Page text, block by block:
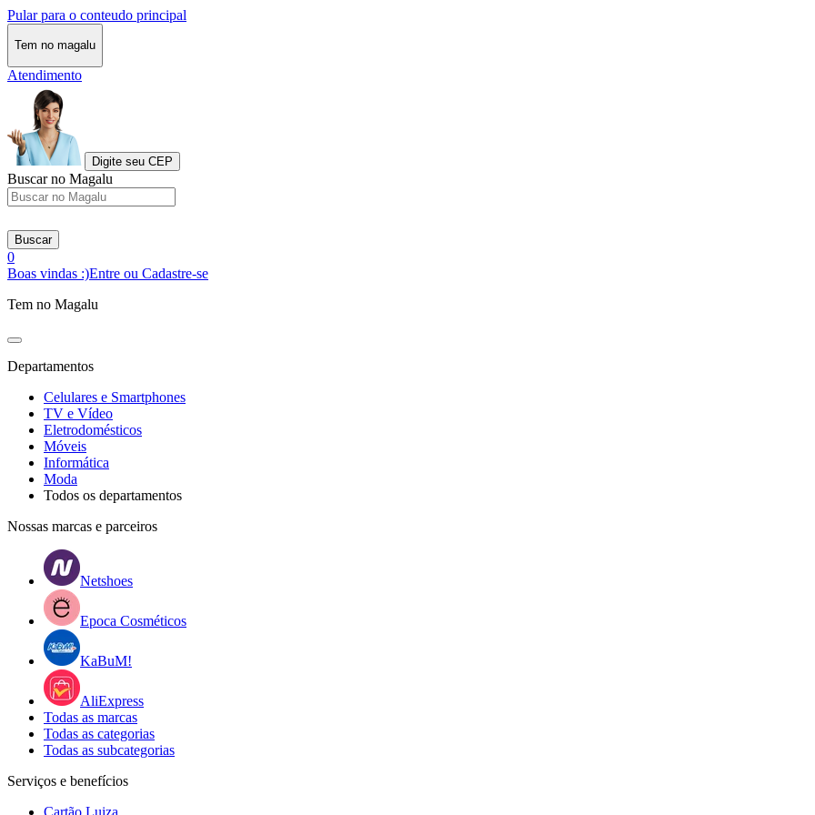
Pular para o conteudo principal
Tem no magalu
Atendimento
Digite seu CEP
Buscar no Magalu
Buscar
0
Boas vindas :)Entre ou Cadastre-se
Tem no Magalu
Departamentos
Celulares e Smartphones
TV e Vídeo
Eletrodomésticos
Móveis
Informática
Moda
Todos os departamentos
Nossas marcas e parceiros
Netshoes
Epoca Cosméticos
KaBuM!
AliExpress
Todas as marcas
Todas as categorias
Todas as subcategorias
Serviços e benefícios
Cartão Luiza